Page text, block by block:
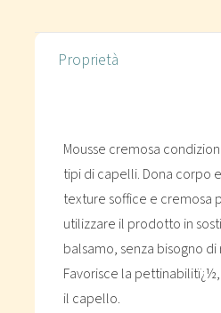
Proprietà
Mousse cremosa
tipi di capelli. Dona corpo
texture soffice e cremosa
utilizzare il prodotto in
balsamo, senza bisogno di
Favorisce la
il capello.